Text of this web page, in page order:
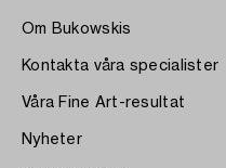
Om Bukowskis
Kontakta våra specialister
Våra Fine Art-resultat
Nyheter